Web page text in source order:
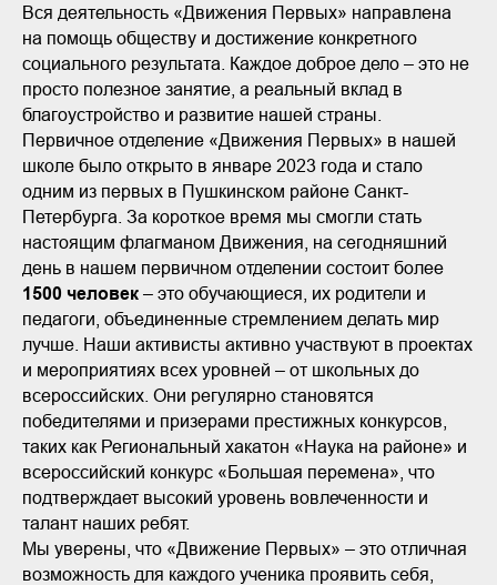
Вся деятельность «Движения Первых» направлена
на помощь обществу и достижение конкретного
социального результата. Каждое доброе дело – это не
просто полезное занятие, а реальный вклад в
благоустройство и развитие нашей страны.
Первичное отделение «Движения Первых» в нашей
школе было открыто в январе 2023 года и стало
одним из первых в Пушкинском районе Санкт-
Петербурга. За короткое время мы смогли стать
настоящим флагманом Движения, на сегодняшний
день в нашем первичном отделении состоит более
1500 человек – это обучающиеся, их родители и
педагоги, объединенные стремлением делать мир
лучше. Наши активисты активно участвуют в проектах
и мероприятиях всех уровней – от школьных до
всероссийских. Они регулярно становятся
победителями и призерами престижных конкурсов,
таких как Региональный хакатон «Наука на районе» и
всероссийский конкурс «Большая перемена», что
подтверждает высокий уровень вовлеченности и
талант наших ребят.
Мы уверены, что «Движение Первых» – это отличная
возможность для каждого ученика проявить себя,